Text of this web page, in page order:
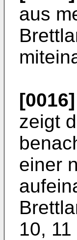
aus
[0016]
zeigt
einer
10,